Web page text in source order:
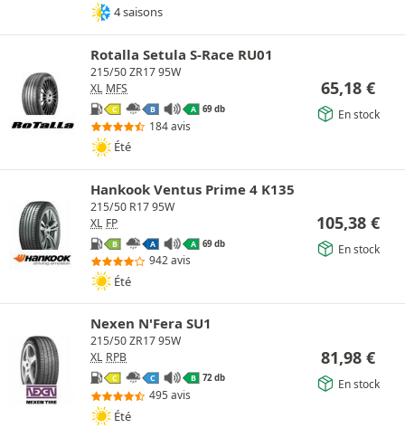
4 saisons
Rotalla Setula S-Race RU01
215/50 ZR17 95W
XL MFS
C B A 69 db
184 avis
Été
65,18 €
En stock
Hankook Ventus Prime 4 K135
215/50 R17 95W
XL FP
B A A 69 db
942 avis
Été
105,38 €
En stock
Nexen N'Fera SU1
215/50 ZR17 95W
XL RPB
C C B 72 db
495 avis
Été
81,98 €
En stock